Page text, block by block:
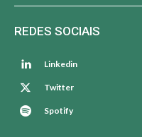
REDES SOCIAIS
Linkedin
Twitter
Spotify